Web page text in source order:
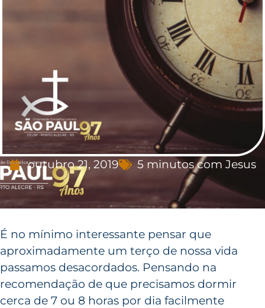
outubro 21, 2019 5 minutos com Jesus
É no mínimo interessante pensar que
aproximadamente um terço de nossa vida
passamos desacordados. Pensando na
recomendação de que precisamos dormir
cerca de 7 ou 8 horas por dia facilmente